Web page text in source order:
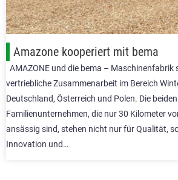
Amazone kooperiert mit bema
AMAZONE und die bema – Maschinenfabrik
vertriebliche Zusammenarbeit im Bereich
Deutschland, Österreich und Polen. Die beiden
Familienunternehmen, die nur 30 Kilometer
ansässig sind, stehen nicht nur für Qualität,
Innovation und…